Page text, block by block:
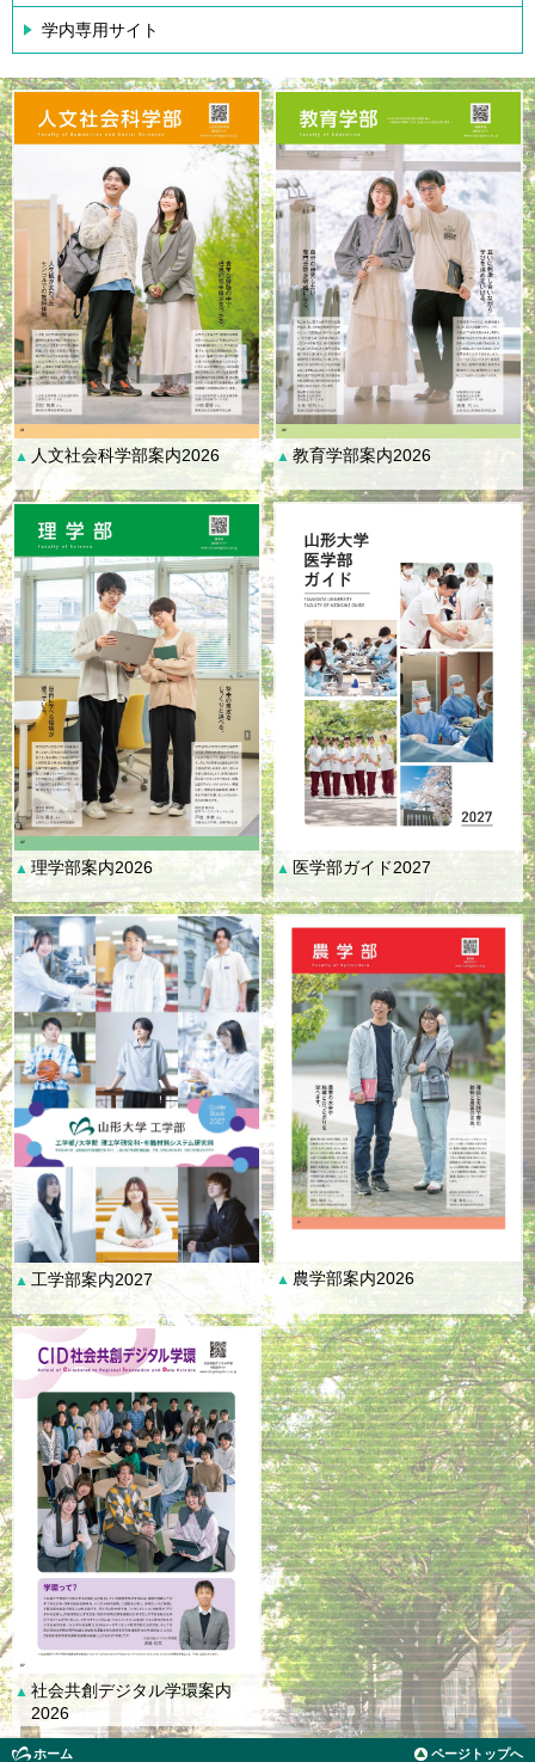
学内専用サイト
▲ 人文社会科学部案内2026 ▲ 教育学部案内2026
▲理学部案内2026 ▲ 医学部ガイド2027
▲ 工学部案内2027 ▲ 農学部案内2026
▲ 社会共創デジタル学環案内
2026
ホーム ページトップへ